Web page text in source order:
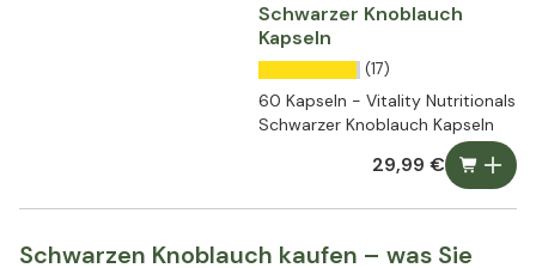
Schwarzer Knoblauch
Kapseln
(17)
60 Kapseln - Vitality Nutritionals
Schwarzer Knoblauch Kapseln
29,99 €
Schwarzen Knoblauch kaufen – was Sie